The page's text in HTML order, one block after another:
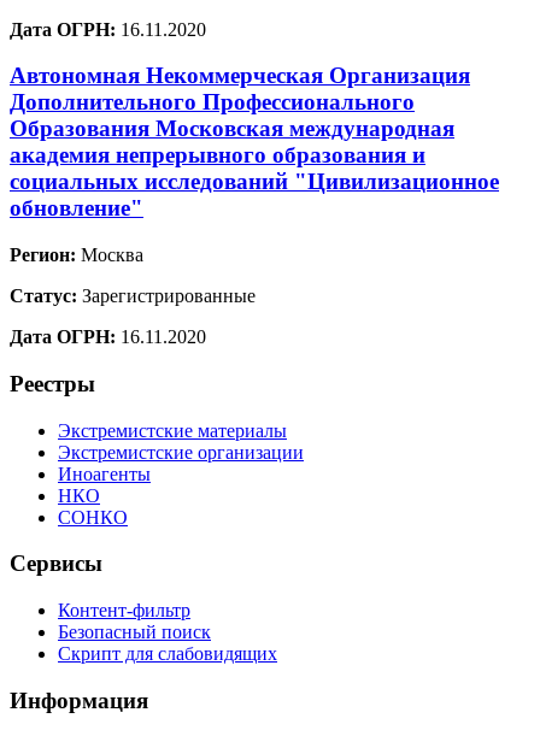
Дата ОГРН: 16.11.2020
Автономная Некоммерческая Организация
Дополнительного Профессионального
Образования Московская международная
академия непрерывного образования и
социальных исследований "Цивилизационное
обновление"
Регион: Москва
Статус: Зарегистрированные
Дата ОГРН: 16.11.2020
Реестры
Экстремистские материалы
Экстремистские организации
Иноагенты
НКО
СОНКО
Сервисы
Контент-фильтр
Безопасный поиск
Скрипт для слабовидящих
Информация